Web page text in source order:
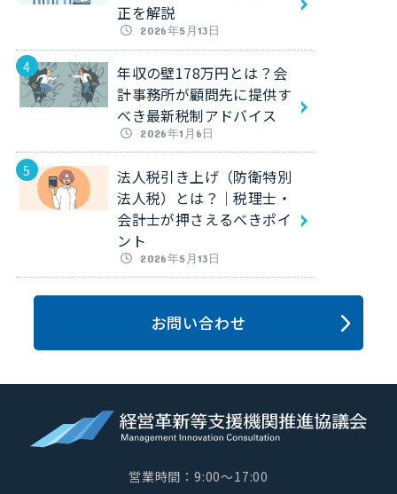
正を解説
2026年5月13日
年収の壁178万円とは？会
計事務所が顧問先に提供す
べき最新税制アドバイス
2026年1月6日
法人税引き上げ（防衛特別
法人税）とは？｜税理士・
会計士が押さえるべきポイ
ント
2026年5月13日
お問い合わせ
営業時間：9:00～17:00